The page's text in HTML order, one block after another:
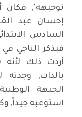
توجيهه", فكان
إحسان عبد
السادس
أردت ذلك
بالذات,
الجبهة
استوعبه جيداً,